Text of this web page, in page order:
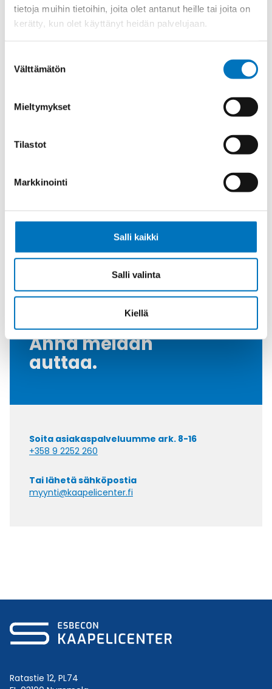
tietoja muihin tietoihin, joita olet antanut heille tai joita on
kerätty, kun olet käyttänyt heidän palvelujaan.
valinta
Välttämätön
Mieltymykset
Tilastot
Markkinointi
Salli kaikki
Salli valinta
Kiellä
Max [C]
100
Kotelointiluokka
IP 68 – 5 bar
Setrifikaatti Logot
UR;cUR
34
34 - 48 mm
48
NBR
Kiristysmomentti [Nm]
46
Myyntierä
5
Kysyttävää?
Anna meidän
auttaa.
Soita asiakaspalveluumme ark. 8-16
+358 9 2252 260
Tai lähetä sähköpostia
myynti@kaapelicenter.fi
Ratastie 12, PL74